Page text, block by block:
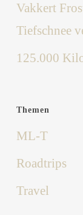
Vakkert
Tiefschnee
125.000
Themen
ML-T
Roadtrips
Travel